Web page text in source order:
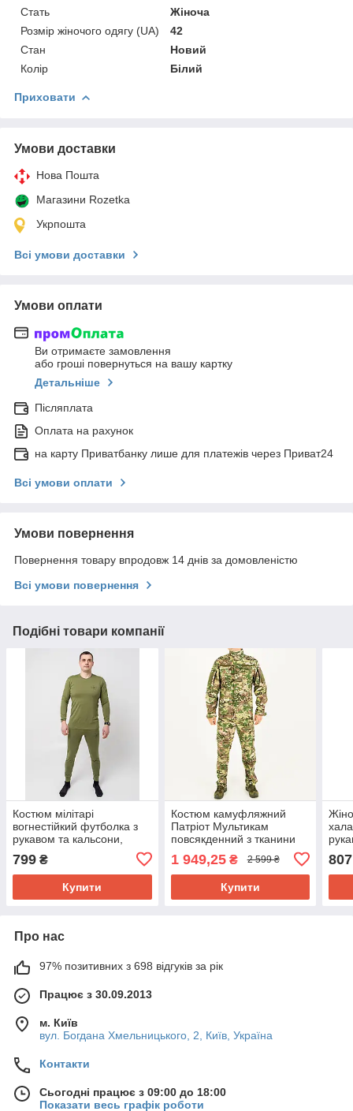
Стать
Жіноча
Розмір жіночого одягу (UA)
42
Стан
Новий
Колір
Білий
Приховати
Умови доставки
Нова Пошта
Магазини Rozetka
Укрпошта
Всі умови доставки
Умови оплати
Ви отримаєте замовлення
або гроші повернуться на вашу картку
Детальніше
Післяплата
Оплата на рахунок
на карту Приватбанку лише для платежів через Приват24
Всі умови оплати
Умови повернення
Повернення товару впродовж 14 днів за домовленістю
Всі умови повернення
Подібні товари компанії
Костюм мілітарі
вогнестійкий футболка з
рукавом та кальсони,
S(46) M(48) L(50) XL(52)
2XL(54) 3XL(56) р-р
799 ₴
Купити
Костюм камуфляжний
Патріот Мультикам
повсякденний з тканини
46,48,50,52,54,56,58 р-р
1 949,25₴ 2 599 ₴
Купити
р
807
Про нас
97% позитивних з 698 відгуків за рік
Працює з 30.09.2013
м. Київ
вул. Богдана Хмельницького, 2, Київ, Україна
Контакти
Сьогодні працює з 09:00 до 18:00
Показати весь графік роботи